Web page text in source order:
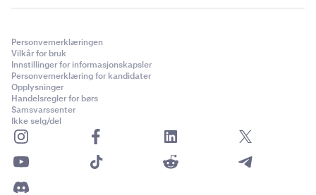
Personvernerklæringen
Vilkår for bruk
Innstillinger for informasjonskapsler
Personvernerklæring for kandidater
Opplysninger
Handelsregler for børs
Samsvarssenter
Ikke selg/del